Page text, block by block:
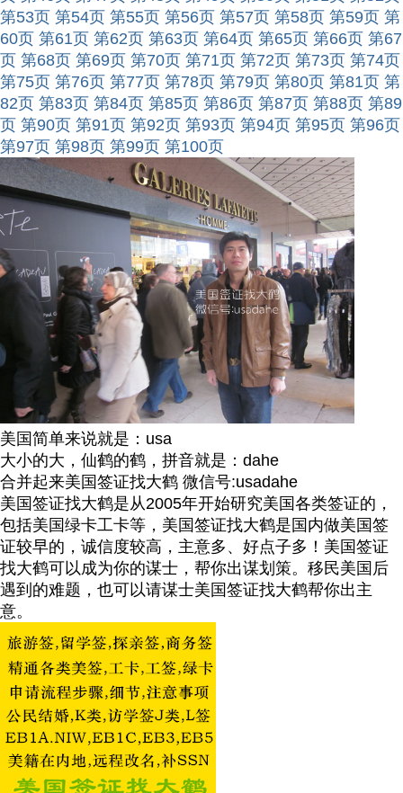
第53页 第54页 第55页 第56页 第57页 第58页 第59页 第
60页 第61页 第62页 第63页 第64页 第65页 第66页 第67
页 第68页 第69页 第70页 第71页 第72页 第73页 第74页
第75页 第76页 第77页 第78页 第79页 第80页 第81页 第
82页 第83页 第84页 第85页 第86页 第87页 第88页 第89
页 第90页 第91页 第92页 第93页 第94页 第95页 第96页
第97页 第98页 第99页 第100页
美国简单来说就是：usa
大小的大，仙鹤的鹤，拼音就是：dahe
合并起来美国签证找大鹤 微信号:usadahe
美国签证找大鹤是从2005年开始研究美国各类签证的，
包括美国绿卡工卡等，美国签证找大鹤是国内做美国签
证较早的，诚信度较高，主意多、好点子多！美国签证
找大鹤可以成为你的谋士，帮你出谋划策。移民美国后
遇到的难题，也可以请谋士美国签证找大鹤帮你出主
意。